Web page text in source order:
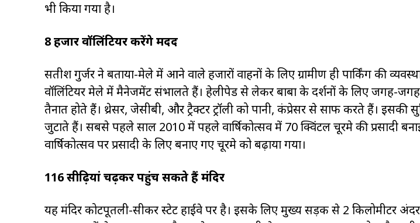
भी किया गया है।
8 हजार वॉलिंटियर करेंगे मदद
सतीश गुर्जर ने बताया-मेले में आने वाले हजारों वाहनों के लिए ग्रामीण ही पार्किंग की
वॉलिंटियर मेले में मैनेजमेंट संभालते हैं। हेलीपेड से लेकर बाबा के दर्शनों के लिए जगह-जगह
तैनात होते हैं। थ्रेसर, जेसीबी, और ट्रैक्टर ट्रॉली को पानी, कंप्रेसर से साफ करते हैं। इसकी
जुटाते हैं। सबसे पहले साल 2010 में पहले वार्षिकोत्सव में 70 क्विंटल चूरमे की प्रसादी
वार्षिकोत्सव पर प्रसादी के लिए बनाए गए चूरमे को बढ़ाया गया।
116 सीढ़ियां चढ़कर पहुंच सकते हैं मंदिर
यह मंदिर कोटपूतली-सीकर स्टेट हाईवे पर है। इसके लिए मुख्य सड़क से 2 किलोमीटर अंदर